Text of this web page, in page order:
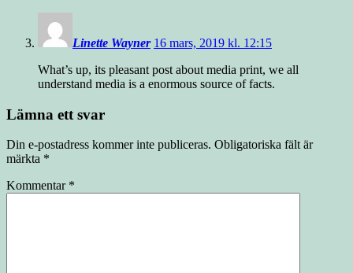
Linette Wayner 16 mars, 2019 kl. 12:15
What’s up, its pleasant post about media print, we all
understand media is a enormous source of facts.
Lämna ett svar
Din e-postadress kommer inte publiceras. Obligatoriska fält är
märkta *
Kommentar *